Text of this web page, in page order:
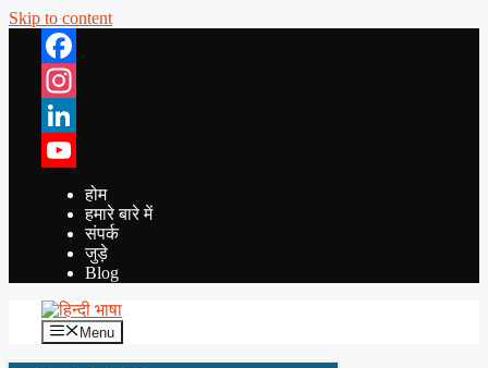
Skip to content
Facebook
Instagram
LinkedIn
YouTube
होम
हमारे बारे में
संपर्क
जुड़े
Blog
Menu